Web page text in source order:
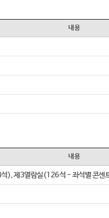
내용
내용
), 제3열람실(126석 - 좌석별 콘센